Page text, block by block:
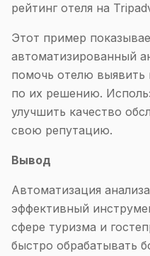
рейтинг отеля на
Этот пример
автоматизированный
помочь отелю
по их решению.
улучшить качество
свою репутацию.
Вывод
Автоматизация
эффективный
сфере туризма и
быстро обрабатывать